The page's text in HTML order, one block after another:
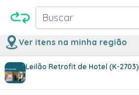
Buscar
Ver itens na minha região
Leilão Retrofit de Hotel (K-2703)
1/2